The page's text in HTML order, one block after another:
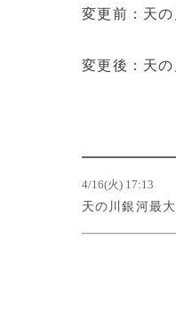
変更前：天
変更後：天
4/16(火) 17:13
天の川銀河最